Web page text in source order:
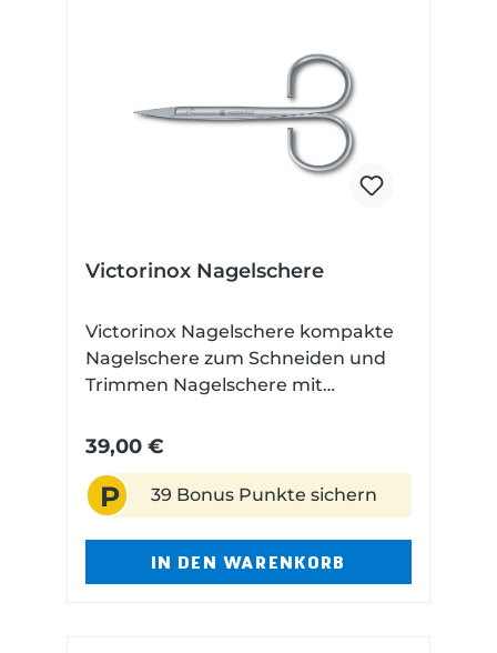
Victorinox Nagelschere
Victorinox Nagelschere kompakte
Nagelschere zum Schneiden und
Trimmen Nagelschere mit
geformtem Griff Aus säurefestem
Schweiz gefertigt
39,00 €
P 39 Bonus Punkte sichern
IN DEN WARENKORB